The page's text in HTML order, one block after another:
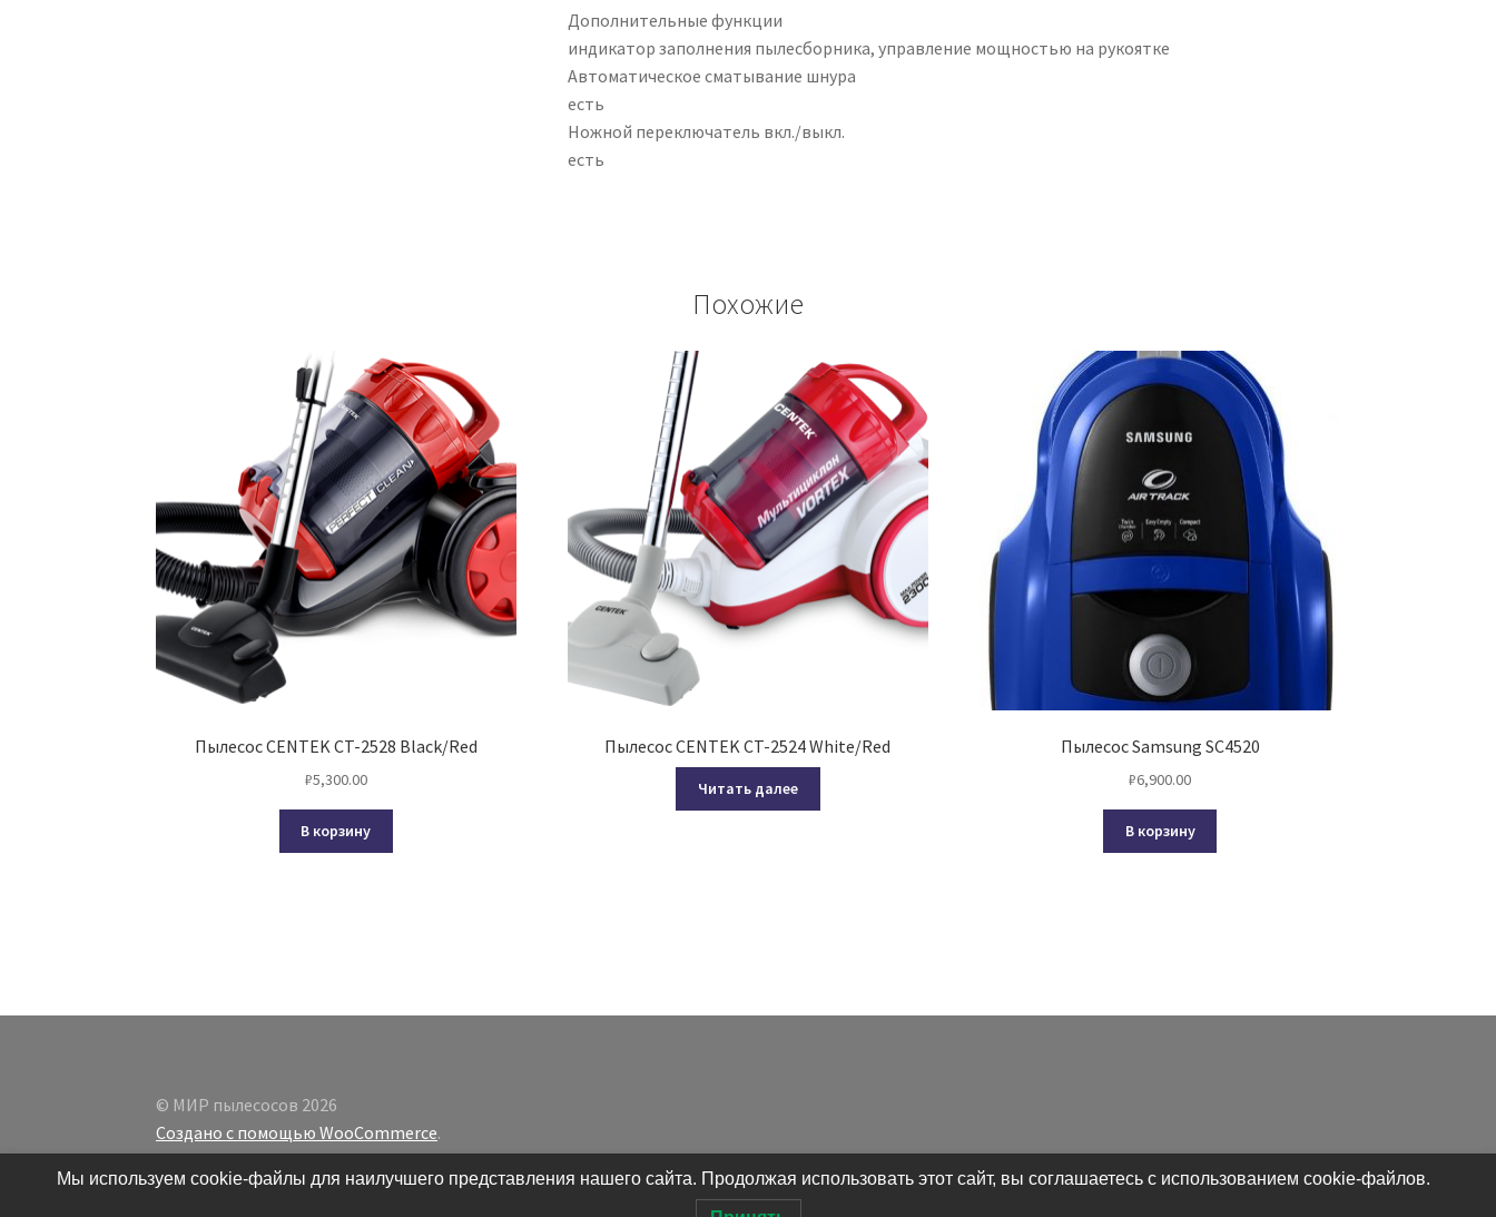
Дополнительные функции
индикатор заполнения пылесборника, управление мощностью на рукоятке
Автоматическое сматывание шнура
есть
Ножной переключатель вкл./выкл.
есть
Похожие
Пылесос CENTEK CT-2528 Black/Red
₽5,300.00
В корзину
Пылесос CENTEK CT-2524 White/Red
Читать далее
Пылесос Samsung SC4520
₽6,900.00
В корзину
© МИР пылесосов 2026
Создано с помощью WooCommerce.
Мы используем cookie-файлы для наилучшего представления нашего сайта. Продолжая использовать этот сайт, вы соглашаетесь с использованием cookie-файлов.